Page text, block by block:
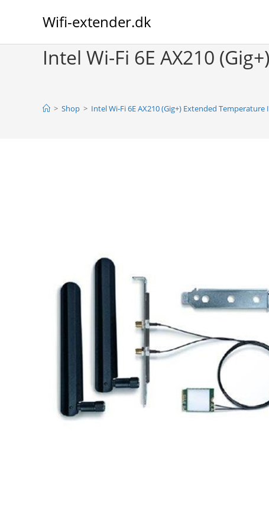
Wifi-extender.dk
Intel Wi-Fi 6E AX210
> Shop > Intel Wi-Fi 6E AX210 (Gig+) Extended